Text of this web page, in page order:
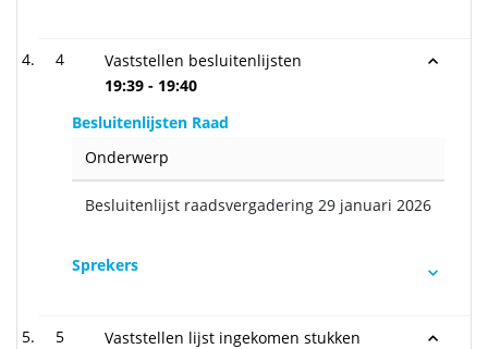
4
Vaststellen besluitenlijsten
19:39 - 19:40
Besluitenlijsten Raad
Onderwerp
Besluitenlijst raadsvergadering 29 januari 2026
Sprekers
5
Vaststellen lijst ingekomen stukken